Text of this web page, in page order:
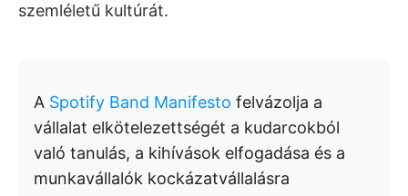
szemléletű kultúrát.
A Spotify Band Manifesto felvázolja a
vállalat elkötelezettségét a kudarcokból
való tanulás, a kihívások elfogadása és a
munkavállalók kockázatvállalásra